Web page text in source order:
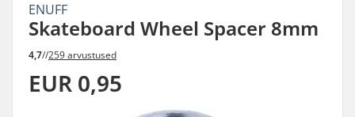
ENUFF
Skateboard Wheel Spacer 8mm
4,7//259 arvustused
EUR 0,95